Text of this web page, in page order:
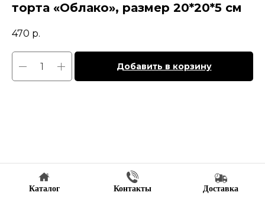
торта «Облако», размер 20*20*5 см
470 р.
Добавить в корзину
Каталог Контакты Доставка